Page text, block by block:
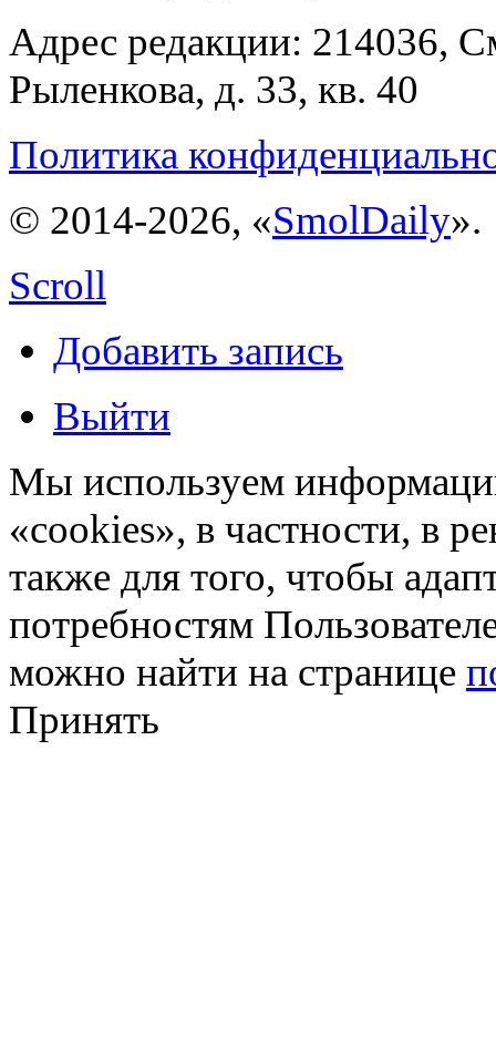
Адрес редакции: 214036,
Рыленкова, д. 33, кв. 40
Политика
© 2014-2026, «SmolDaily».
Scroll
Добавить запись
Выйти
Мы используем
«cookies», в частности, в
также для того, чтобы
потребностям
можно найти на странице
Принять